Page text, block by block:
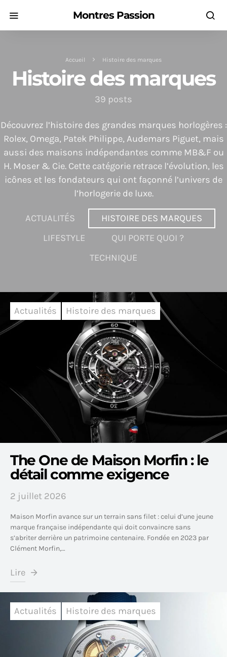
Montres Passion
Accueil Histoire des marques
Histoire des marques
39 posts
Découvrez l’histoire des grandes marques horlogères :
Rolex, Omega, Patek Philippe, Audemars Piguet, mais
aussi des maisons indépendantes comme MB&F ou
H. Moser & Cie. Cette catégorie retrace l’évolution, les
icônes et les fondateurs qui ont façonné l’univers de
l’horlogerie de luxe.
ACTUALITÉS
HISTOIRE DES MARQUES
LIFESTYLE
QUI PORTE QUOI ?
TECHNIQUE
Actualités Histoire des marques
The One de Maison Morfin : le
détail comme exigence
2 juillet 2026
Maison Morfin avance sur un terrain sans filet : celui d’une jeune
marque française indépendante qui doit convaincre sans
s’abriter derrière un patrimoine centenaire. Fondée en 2023 par
Clément Morfin,…
Lire
Actualités Histoire des marques